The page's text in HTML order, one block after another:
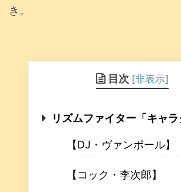
き。
目次 [非表示]
リズムファイター「キャラ
【DJ・ヴァンポール】
【コック・李次郎】